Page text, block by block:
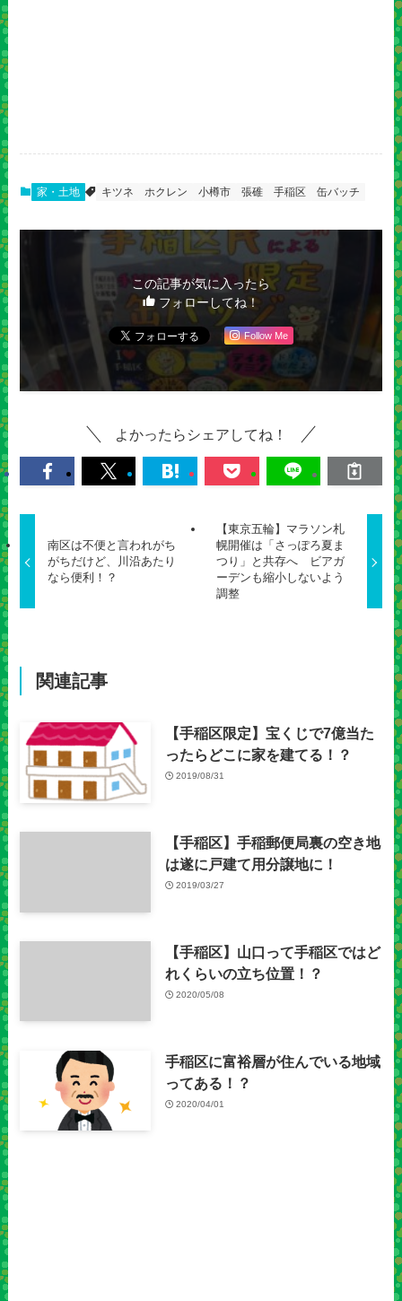
家・土地 キツネ ホクレン 小樽市 張碓 手稲区 缶バッチ
この記事が気に入ったら
フォローしてね！
Follow Me
よかったらシェアしてね！
南区は不便と言われがち
がちだけど、川沿あたり
なら便利！？
【東京五輪】マラソン札
幌開催は「さっぽろ夏ま
つり」と共存へ ビアガ
ーデンも縮小しないよう
調整
関連記事
【手稲区限定】宝くじで7億当た
ったらどこに家を建てる！？
2019/08/31
【手稲区】手稲郵便局裏の空き地
は遂に戸建て用分譲地に！
2019/03/27
【手稲区】山口って手稲区ではど
れくらいの立ち位置！？
2020/05/08
手稲区に富裕層が住んでいる地域
ってある！？
2020/04/01